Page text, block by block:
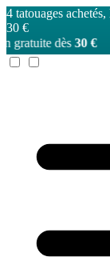
4 tatouages
30 €
30 € • 4